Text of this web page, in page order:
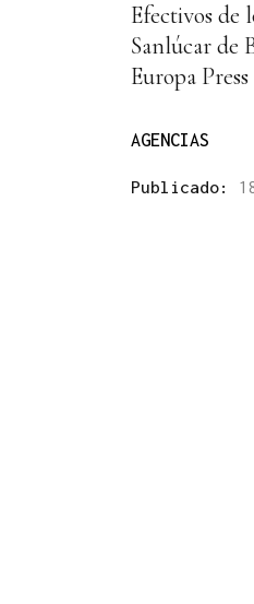
Efectivos de
Sanlúcar de
Europa
AGENCIAS
Publicado: